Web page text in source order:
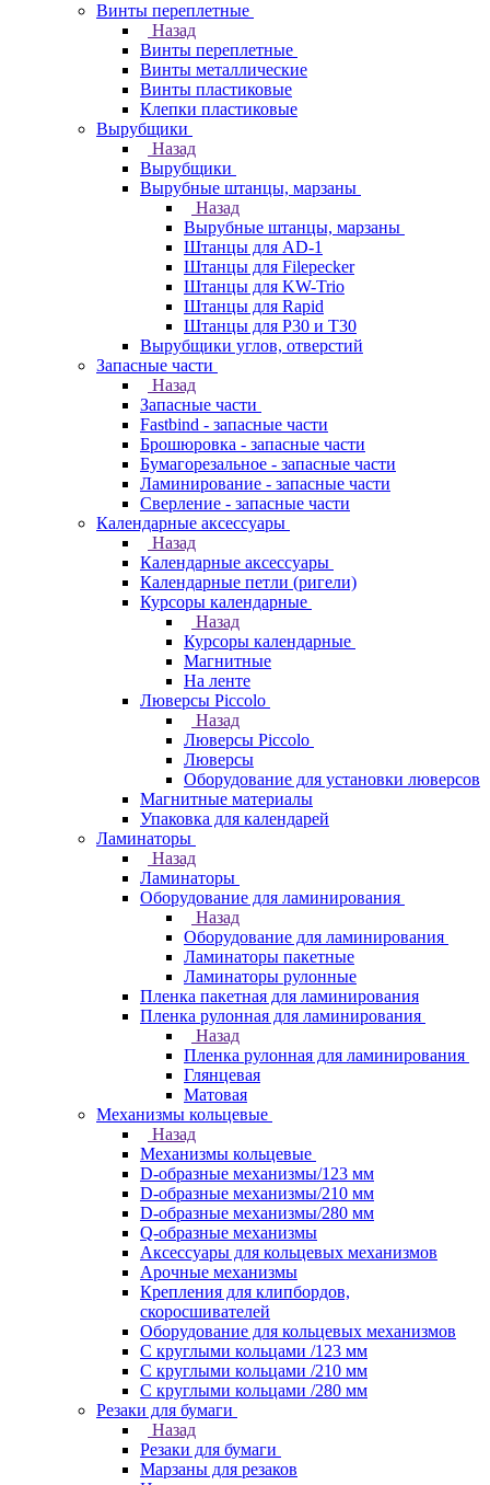
Винты переплетные
Назад
Винты переплетные
Винты металлические
Винты пластиковые
Клепки пластиковые
Вырубщики
Назад
Вырубщики
Вырубные штанцы, марзаны
Назад
Вырубные штанцы, марзаны
Штанцы для AD-1
Штанцы для Filepecker
Штанцы для KW-Trio
Штанцы для Rapid
Штанцы для Р30 и Т30
Вырубщики углов, отверстий
Запасные части
Назад
Запасные части
Fastbind - запасные части
Брошюровка - запасные части
Бумагорезальное - запасные части
Ламинирование - запасные части
Сверление - запасные части
Календарные аксессуары
Назад
Календарные аксессуары
Календарные петли (ригели)
Курсоры календарные
Назад
Курсоры календарные
Магнитные
На ленте
Люверсы Piccolo
Назад
Люверсы Piccolo
Люверсы
Оборудование для установки люверсов
Магнитные материалы
Упаковка для календарей
Ламинаторы
Назад
Ламинаторы
Оборудование для ламинирования
Назад
Оборудование для ламинирования
Ламинаторы пакетные
Ламинаторы рулонные
Пленка пакетная для ламинирования
Пленка рулонная для ламинирования
Назад
Пленка рулонная для ламинирования
Глянцевая
Матовая
Механизмы кольцевые
Назад
Механизмы кольцевые
D-образные механизмы/123 мм
D-образные механизмы/210 мм
D-образные механизмы/280 мм
Q-образные механизмы
Аксессуары для кольцевых механизмов
Арочные механизмы
Крепления для клипбордов,
скоросшивателей
Оборудование для кольцевых механизмов
С круглыми кольцами /123 мм
С круглыми кольцами /210 мм
С круглыми кольцами /280 мм
Резаки для бумаги
Назад
Резаки для бумаги
Марзаны для резаков